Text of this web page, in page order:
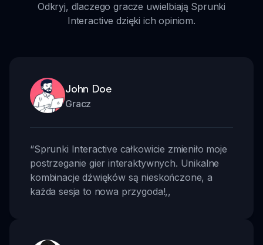
Odkryj, dlaczego gracze uwielbiają Sprunki
Interactive dzięki ich opiniom.
John Doe
Gracz
“Sprunki Interactive całkowicie zmieniło moje
postrzeganie gier interaktywnych. Unikalne
kombinacje dźwięków są nieskończone, a
każda sesja to nowa przygoda!,,